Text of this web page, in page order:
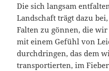
Die sich langsam
Landschaft trägt dazu
Falten zu gönnen, die
mit einem Gefühl von
durchdringen, das dem
transportierten, im